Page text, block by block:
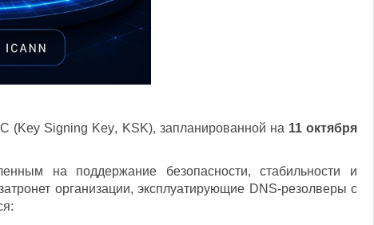
(Key Signing Key, KSK), запланированной на 11 октября
на поддержание безопасности, стабильности и
организации, эксплуатирующие DNS-резолверы с